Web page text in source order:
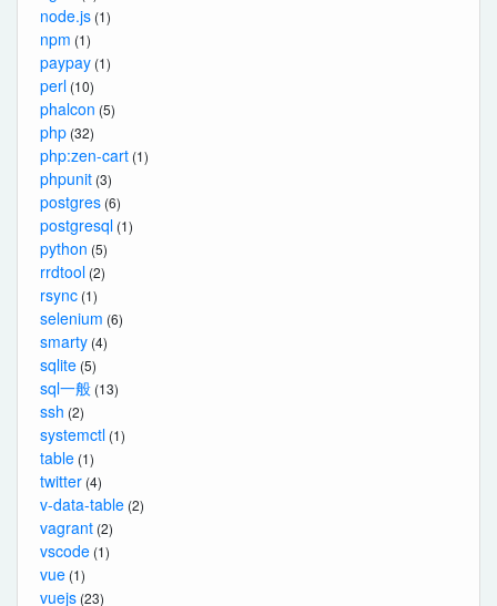
node.js (1)
npm (1)
paypay (1)
perl (10)
phalcon (5)
php (32)
php:zen-cart (1)
phpunit (3)
postgres (6)
postgresql (1)
python (5)
rrdtool (2)
rsync (1)
selenium (6)
smarty (4)
sqlite (5)
sql一般 (13)
ssh (2)
systemctl (1)
table (1)
twitter (4)
v-data-table (2)
vagrant (2)
vscode (1)
vue (1)
vuejs (23)